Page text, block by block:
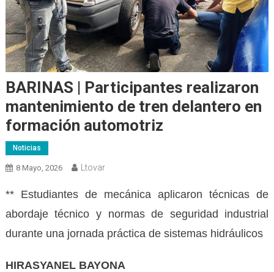
BARINAS | Participantes realizaron
mantenimiento de tren delantero en
formación automotriz
Noticias
8 Mayo, 2026 Ltovar
** Estudiantes de mecánica aplicaron técnicas de
abordaje técnico y normas de seguridad industrial
durante una jornada práctica de sistemas hidráulicos
HIRASYANEL BAYONA